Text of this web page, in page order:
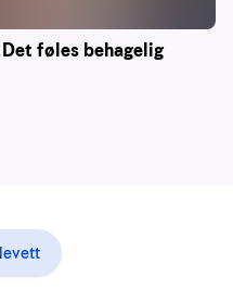
føles behagelig